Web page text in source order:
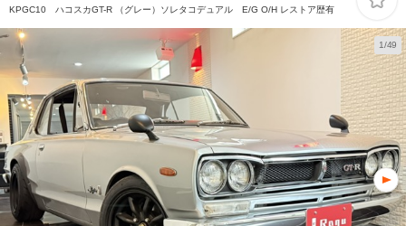
KPGC10 ハコスカGT-R （グレー）ソレタコデュアル E/G O/H レストア歴有
1/49